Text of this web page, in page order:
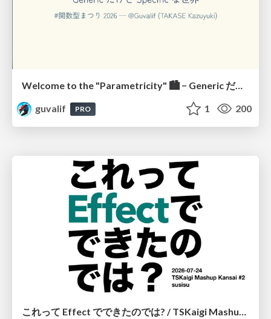
Welcome to the "Parametricity" 🏙️ − Generic だけど Specific な世界 −
guvalif
PRO 1 200